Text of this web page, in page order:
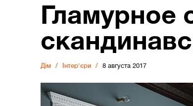
Гламурное
Дiм Інтер'єри 8 августа 2017